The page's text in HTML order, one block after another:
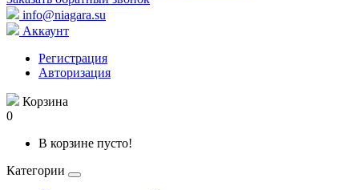
info@niagara.su
Аккаунт
Регистрация
Авторизация
Корзина
0
В корзине пусто!
Категории